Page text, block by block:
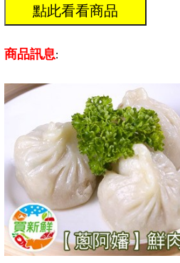
商品訊息: